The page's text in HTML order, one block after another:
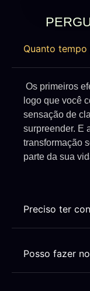
Quanto
Os primeiros
logo que você
sensação de
surpreender. E
transformação
parte da sua
Preciso ter
Posso fazer